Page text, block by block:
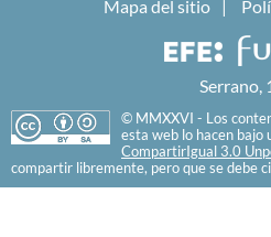
Mapa del sitio
Serrano,
© MMXXVI - Los
esta web lo hacen bajo
CompartirIgual 3.0
compartir libremente, pero que se debe